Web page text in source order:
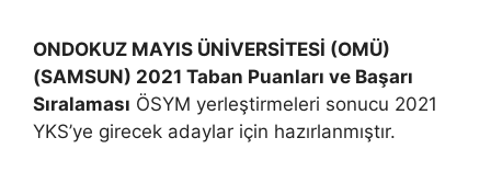
ONDOKUZ MAYIS ÜNİVERSİTESİ (OMÜ)
(SAMSUN) 2021 Taban Puanları ve Başarı
Sıralaması ÖSYM yerleştirmeleri sonucu 2021
YKS’ye girecek adaylar için hazırlanmıştır.